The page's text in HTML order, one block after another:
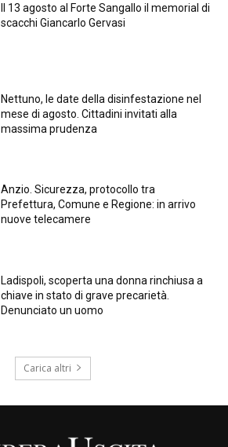
Il 13 agosto al Forte Sangallo il memorial di
scacchi Giancarlo Gervasi
Nettuno, le date della disinfestazione nel
mese di agosto. Cittadini invitati alla
massima prudenza
Anzio. Sicurezza, protocollo tra
Prefettura, Comune e Regione: in arrivo
nuove telecamere
Ladispoli, scoperta una donna rinchiusa a
chiave in stato di grave precarietà.
Denunciato un uomo
Carica altri